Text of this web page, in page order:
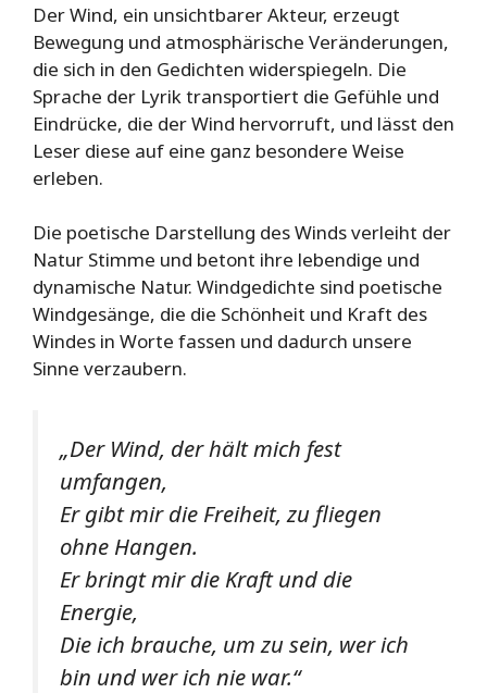
Der Wind, ein unsichtbarer Akteur, erzeugt
Bewegung und atmosphärische Veränderungen,
die sich in den Gedichten widerspiegeln. Die
Sprache der Lyrik transportiert die Gefühle und
Eindrücke, die der Wind hervorruft, und lässt den
Leser diese auf eine ganz besondere Weise
erleben.
Die poetische Darstellung des Winds verleiht der
Natur Stimme und betont ihre lebendige und
dynamische Natur. Windgedichte sind poetische
Windgesänge, die die Schönheit und Kraft des
Windes in Worte fassen und dadurch unsere
Sinne verzaubern.
„Der Wind, der hält mich fest
umfangen,
Er gibt mir die Freiheit, zu fliegen
ohne Hangen.
Er bringt mir die Kraft und die
Energie,
Die ich brauche, um zu sein, wer ich
bin und wer ich nie war.“